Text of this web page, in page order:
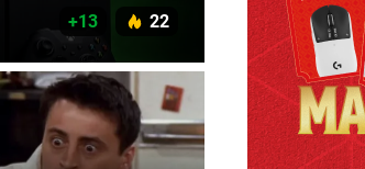
+13 22